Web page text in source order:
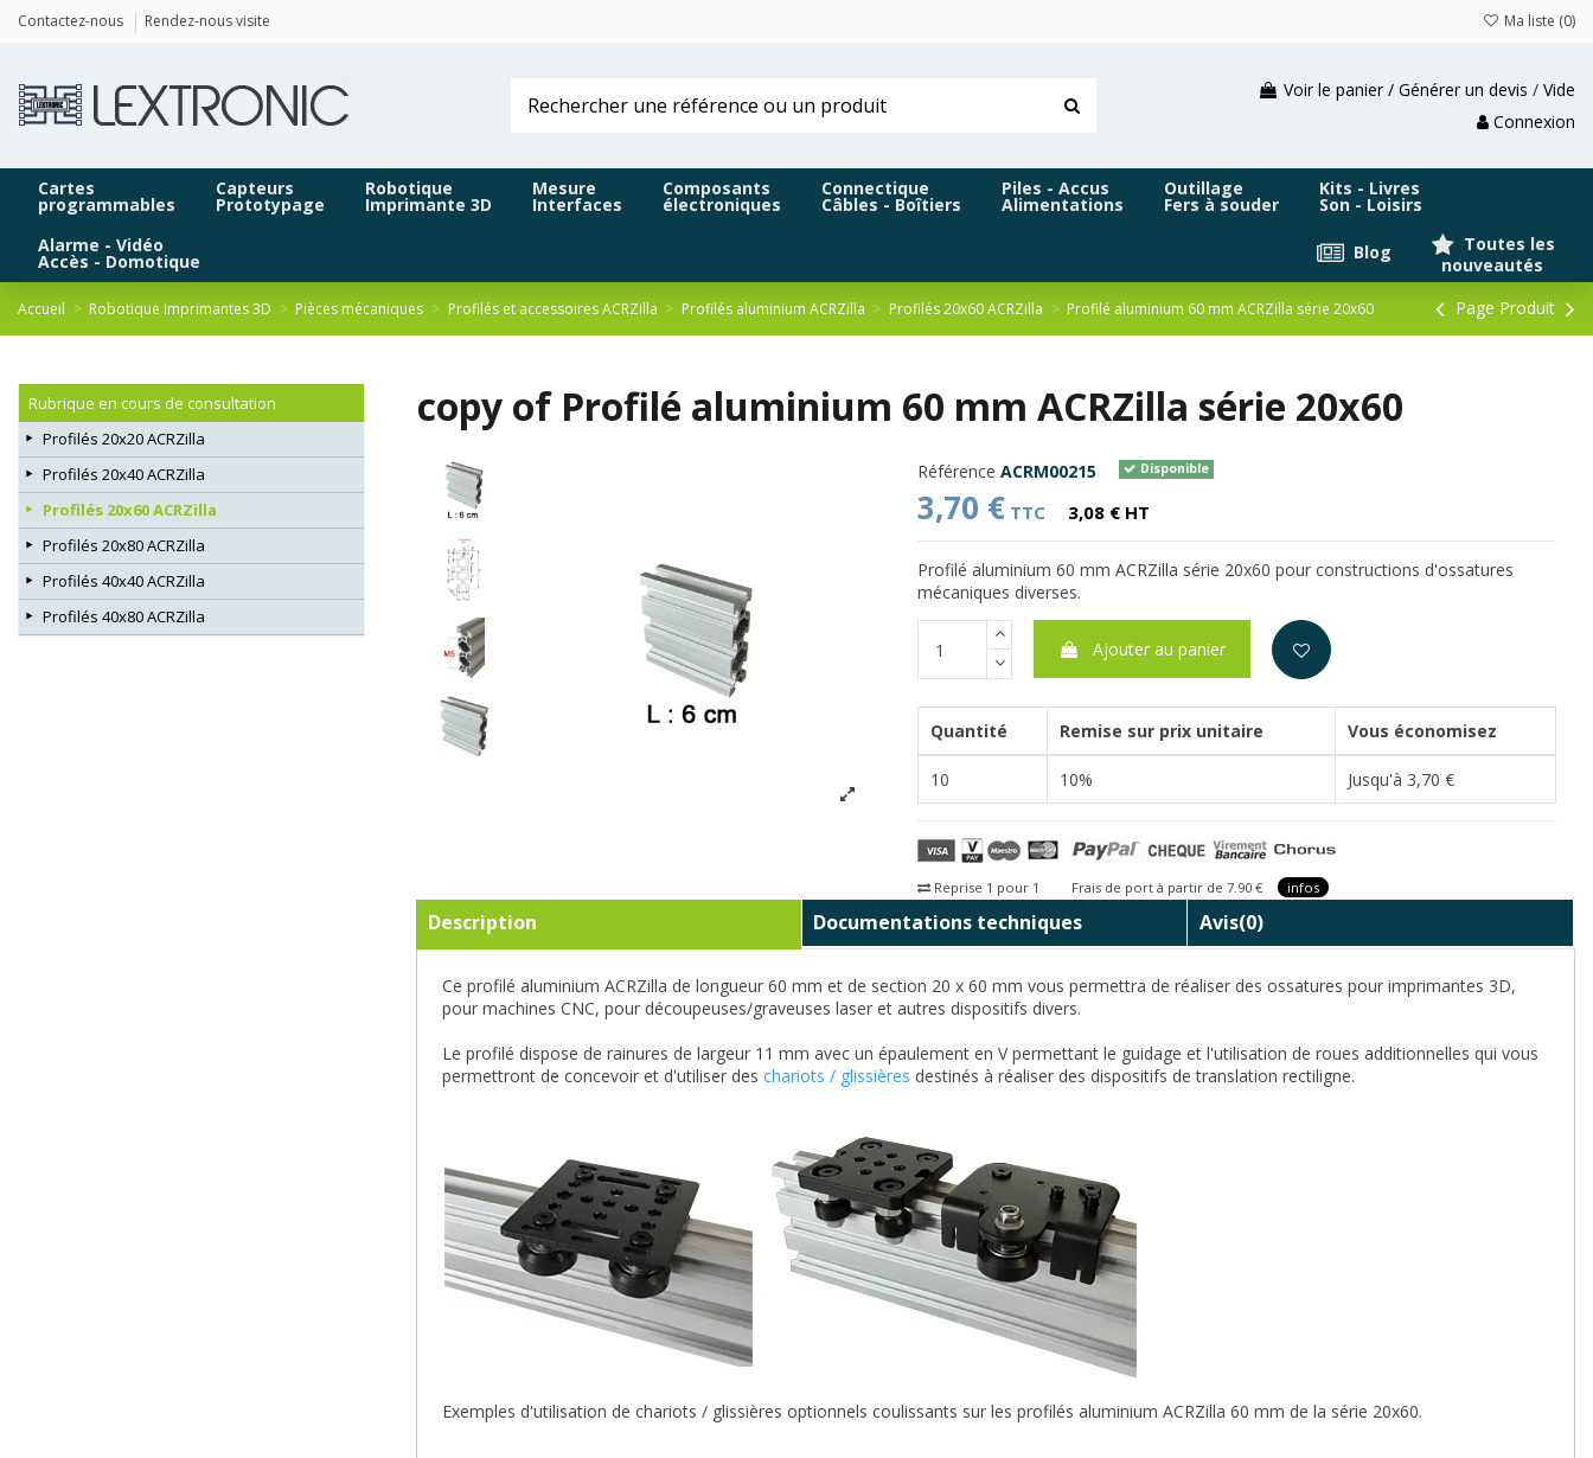
Contactez-nous Rendez-nous visite Ma liste (0)
Voir le panier / Générer un devis / Vide
Connexion
Cartes
programmables
Capteurs
Prototypage
Robotique
Imprimante 3D
Mesure
Interfaces
Composants
électroniques
Connectique
Câbles - Boîtiers
Piles - Accus
Alimentations
Outillage
Fers à souder
Kits - Livres
Son - Loisirs
Alarme - Vidéo
Accès - Domotique
Toutes les
nouveautés
Blog
Accueil Robotique Imprimantes 3D Pièces mécaniques Profilés et accessoires ACRZilla Profilés aluminium ACRZilla Profilés 20x60 ACRZilla Profilé aluminium 60 mm ACRZilla série 20x60 Page Produit
copy of Profilé aluminium 60 mm ACRZilla série 20x60
Référence ACRM00215 Disponible
3,70 € TTC 3,08 € HT
Profilé aluminium 60 mm ACRZilla série 20x60 pour constructions d'ossatures
mécaniques diverses.
Ajouter au panier
Quantité Remise sur prix unitaire Vous économisez
10 10% Jusqu'à 3,70 €
Reprise 1 pour 1 Frais de port à partir de 7.90 € infos
Description Documentations techniques Avis(0)
Ce profilé aluminium ACRZilla de longueur 60 mm et de section 20 x 60 mm vous permettra de réaliser des ossatures pour imprimantes 3D,
pour machines CNC, pour découpeuses/graveuses laser et autres dispositifs divers.
Le profilé dispose de rainures de largeur 11 mm avec un épaulement en V permettant le guidage et l'utilisation de roues additionnelles qui vous
permettront de concevoir et d'utiliser des chariots / glissières destinés à réaliser des dispositifs de translation rectiligne.
Exemples d'utilisation de chariots / glissières optionnels coulissants sur les profilés aluminium ACRZilla 60 mm de la série 20x60.
Rubrique en cours de consultation
Profilés 20x20 ACRZilla
Profilés 20x40 ACRZilla
Profilés 20x60 ACRZilla
Profilés 20x80 ACRZilla
Profilés 40x40 ACRZilla
Profilés 40x80 ACRZilla
Panneau de gestion des cookies